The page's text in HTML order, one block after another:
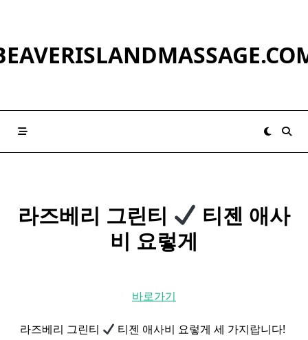
라즈베리 그린티
티젠 애사
비 요렇게
바로가기
라즈베리 그린티
티젠 애사비 요렇게 세 가지랍니다! ​